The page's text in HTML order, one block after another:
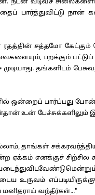
நடன வடிவச்
பார்த்துவிட்டு நான்
சத்தமோ
பறக்கும் பட்டுப்
தங்களிடம்
பார்ப்பது போன்ற
பேச்சுக்களிலும்
தாங்கள்
எனக்குச்
மனிதராய் வந்தீர்கள்..."